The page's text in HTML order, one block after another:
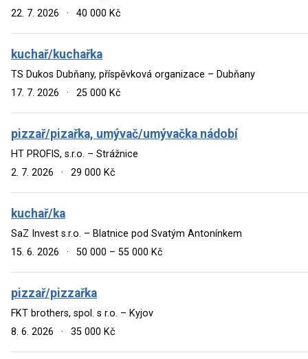
22. 7. 2026
· 40 000 Kč
kuchař/kuchařka
TS Dukos Dubňany, příspěvková organizace – Dubňany
17. 7. 2026
· 25 000 Kč
pizzař/pizařka, umývač/umývačka nádobí
HT PROFIS, s.r.o. – Strážnice
2. 7. 2026
· 29 000 Kč
kuchař/ka
SaZ Invest s.r.o. – Blatnice pod Svatým Antonínkem
15. 6. 2026
· 50 000 – 55 000 Kč
pizzař/pizzařka
FKT brothers, spol. s r.o. – Kyjov
8. 6. 2026
· 35 000 Kč